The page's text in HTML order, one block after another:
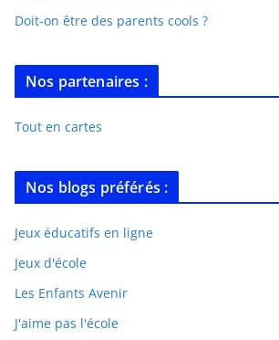
Doit-on être des parents cools ?
Nos partenaires :
Tout en cartes
Nos blogs préférés :
Jeux éducatifs en ligne
Jeux d'école
Les Enfants Avenir
J'aime pas l'école